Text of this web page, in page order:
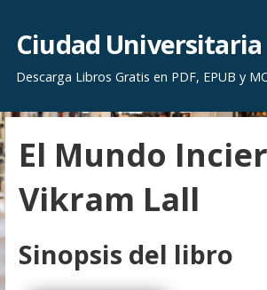
r
a
l
c
o
n
e
Ciudad Universitaria
Descarga Libros Gratis en PDF, EPUB y
El Mundo
Vikram Lall
Sinopsis del libro